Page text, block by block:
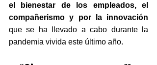
el bienestar de los empleados, el
compañerismo y por la innovación
que se ha llevado a cabo durante la
pandemia vivida este último año.